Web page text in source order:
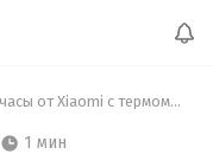
Девайс дня: умные часы от Xiaomi с термометром и гигрометром
1 мин